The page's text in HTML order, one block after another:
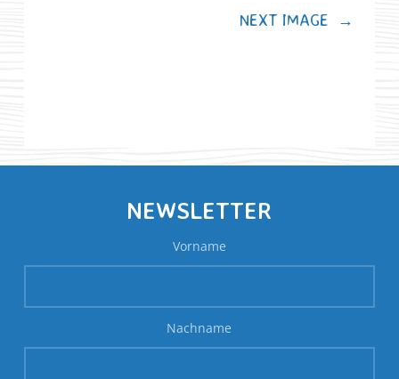
NEXT IMAGE →
NEWSLETTER
Vorname
Nachname